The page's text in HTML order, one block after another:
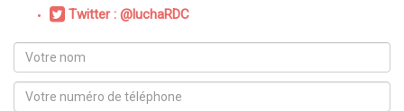
Twitter : @luchaRDC